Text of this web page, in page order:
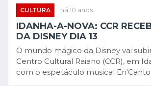
CULTURA há 10 anos
IDANHA-A-NOVA: CCR
DA DISNEY DIA 13
O mundo mágico da Disney vai
Centro Cultural Raiano (CCR), em
com o espetáculo musical En'Canto'